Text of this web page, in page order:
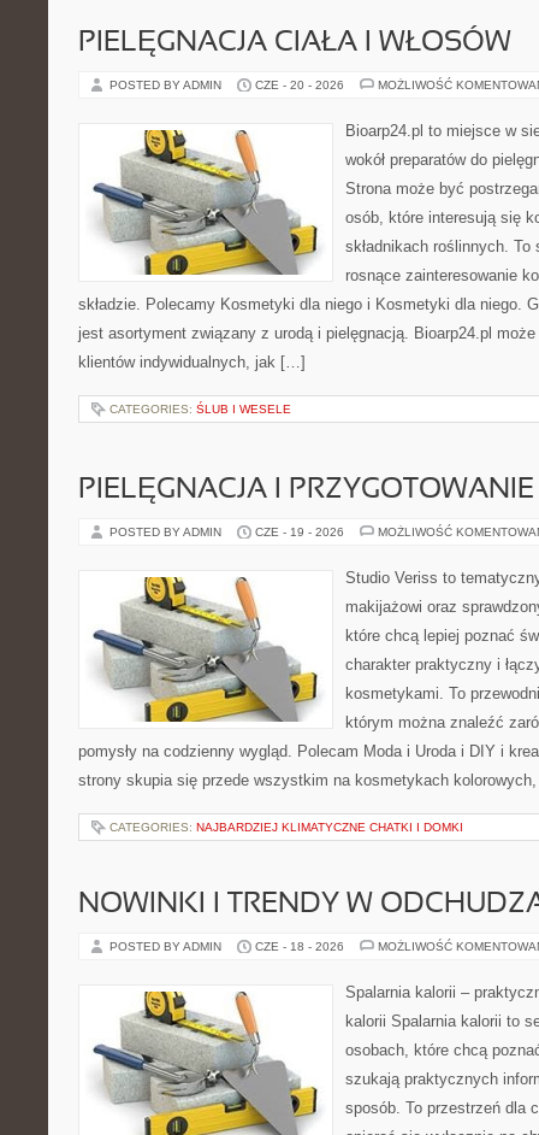
PIELĘGNACJA CIAŁA I WŁOSÓW
POSTED BY ADMIN CZE - 20 - 2026 MOŻLIWOŚĆ
Bioarp24.pl to miejsce w
wokół preparatów do
Strona może być
osób, które interesują się
składnikach roślinnych.
rosnące zainteresowanie
składzie. Polecamy Kosmetyki dla niego i Kosmetyki dla niego.
jest asortyment związany z urodą i pielęgnacją. Bioarp24.pl
klientów indywidualnych, jak […]
CATEGORIES: ŚLUB I WESELE
PIELĘGNACJA I
POSTED BY ADMIN CZE - 19 - 2026 MOŻLIWOŚĆ
Studio Veriss to
makijażowi oraz
które chcą lepiej poznać
charakter praktyczny i
kosmetykami. To
którym można znaleźć
pomysły na codzienny wygląd. Polecam Moda i Uroda i DIY i
strony skupia się przede wszystkim na kosmetykach
CATEGORIES: NAJBARDZIEJ KLIMATYCZNE CHATKI I DOMKI
NOWINKI I TRENDY W
POSTED BY ADMIN CZE - 18 - 2026 MOŻLIWOŚĆ
Spalarnia kalorii –
kalorii Spalarnia kalorii to
osobach, które chcą
szukają praktycznych
sposób. To przestrzeń dla